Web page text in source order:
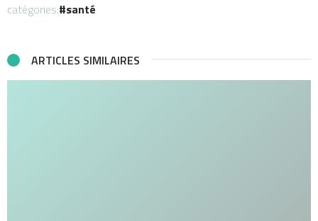
catégories: santé
ARTICLES SIMILAIRES